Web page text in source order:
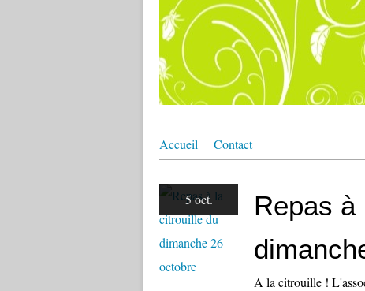
Accueil Contact
5 oct.
Repas à
A la citrouille !